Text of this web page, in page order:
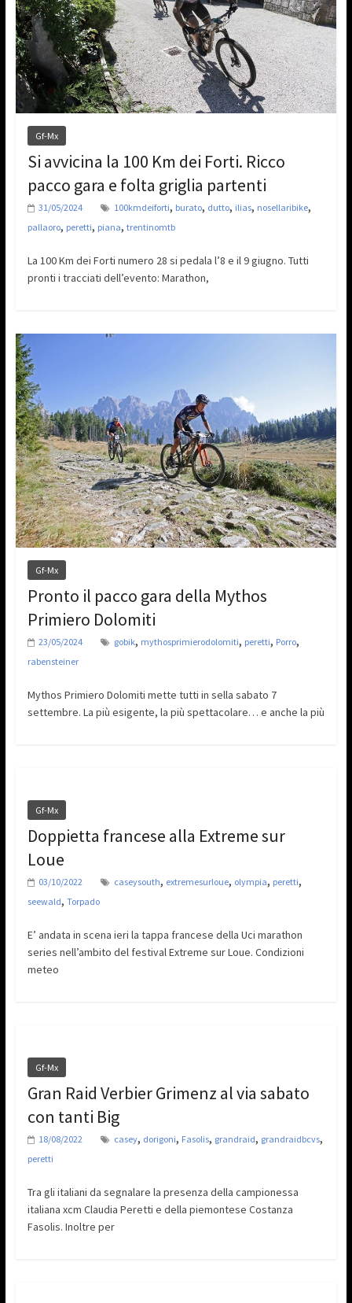
Gf-Mx
Si avvicina la 100 Km dei Forti. Ricco
pacco gara e folta griglia partenti
31/05/2024 100kmdeiforti, burato, dutto, ilias, nosellaribike,
pallaoro, peretti, piana, trentinomtb
La 100 Km dei Forti numero 28 si pedala l’8 e il 9 giugno. Tutti
pronti i tracciati dell’evento: Marathon,
Gf-Mx
Pronto il pacco gara della Mythos
Primiero Dolomiti
23/05/2024 gobik, mythosprimierodolomiti, peretti, Porro,
rabensteiner
Mythos Primiero Dolomiti mette tutti in sella sabato 7
settembre. La più esigente, la più spettacolare… e anche la più
Gf-Mx
Doppietta francese alla Extreme sur
Loue
03/10/2022 caseysouth, extremesurloue, olympia, peretti,
seewald, Torpado
E’ andata in scena ieri la tappa francese della Uci marathon
series nell’ambito del festival Extreme sur Loue. Condizioni
meteo
Gf-Mx
Gran Raid Verbier Grimenz al via sabato
con tanti Big
18/08/2022 casey, dorigoni, Fasolis, grandraid, grandraidbcvs,
peretti
Tra gli italiani da segnalare la presenza della campionessa
italiana xcm Claudia Peretti e della piemontese Costanza
Fasolis. Inoltre per